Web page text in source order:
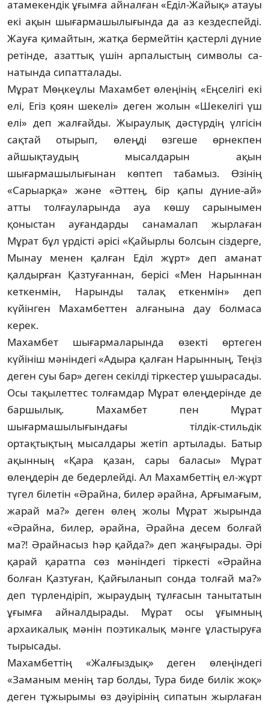
атамекендік ұғымға ай­налған «Еділ-Жайық» атауы
екі ақын шы­ғар­машылығында да аз кездеспейді.
Жауға қи­майтын, жатқа бермейтін қастерлі дүние
ре­тінде, азаттық үшін арпалыстың символы са­
натында сипатталады.
Мұрат Мөңкеұлы Махамбет өлеңінің «Еңселігі екі
елі, Егіз қоян шекелі» де­ген жолын «Шекелігі үш
елі» деп жалғайды. Жыраулық дәстүрдің үлгісін
сақтай отырып, өлеңді өзгеше өрнекпен
айшықтаудың мы­салдарын ақын
шығармашылығынан көптеп та­бамыз. Өзінің
«Сарыарқа» және «Әттең, бір қапы дүние-ай»
атты толғауларында ауа кө­шу сарынымен
қоныстан ауғандарды сана­ма­лап жырлаған
Мұрат бұл үрдісті әрісі «Қайыр­лы болсын сіздерге,
Мынау менен қал­ған Еділ жұрт» деп аманат
қалдырған Қаз­туғаннан, берісі «Мен Нарыннан
кеткен­мін, Нарынды талақ еткенмін» деп
күйінген Махамбеттен алғанына дау болмаса
керек.
Махамбет шығармаларында өзекті өр­те­ген
күйініш мәніндегі «Адыра қалған На­рын­ның, Теңіз
деген суы бар» деген секілді тір­кес­тер ұшырасады.
Осы тақылеттес толғам­дар Мұрат өлеңдерінде де
баршылық. Ма­хам­бет пен Мұрат
шығармашылығындағы тілдік-стильдік
ортақтықтың мысалдары же­тіп артылады. Батыр
ақынның «Қара қа­зан, сары баласы» Мұрат
өлеңдерін де бе­дер­лейді. Ал Махамбеттің ел-жұрт
түгел білетін «Әрайна, билер әрайна, Арғымағым,
жарай ма?» деген өлең жолы Мұрат жырында
«Әрай­на, билер, әрайна, Әрайна десем болғай
ма?! Әрайнасыз һәр қайда?» деп жаңғырады. Әрі
қарай қаратпа сөз мәніндегі тіркесті «Әрай­на
болған Қазтуған, Қайғыланып сон­да толғай ма?»
деп түрлендіріп, жыраудың тұл­­­ғасын танытатын
ұғымға айналдырады. Мұрат осы ұғымның
архаикалық мәнін поэ­ти­калық мәнге ұластыруға
тырысады.
Махамбеттің «Жалғыздық» деген өлеңін­дегі
«Заманым менің тар болды, Тура биде би­лік жоқ»
деген тұжырымы өз дәуірінің си­патын жырлаған